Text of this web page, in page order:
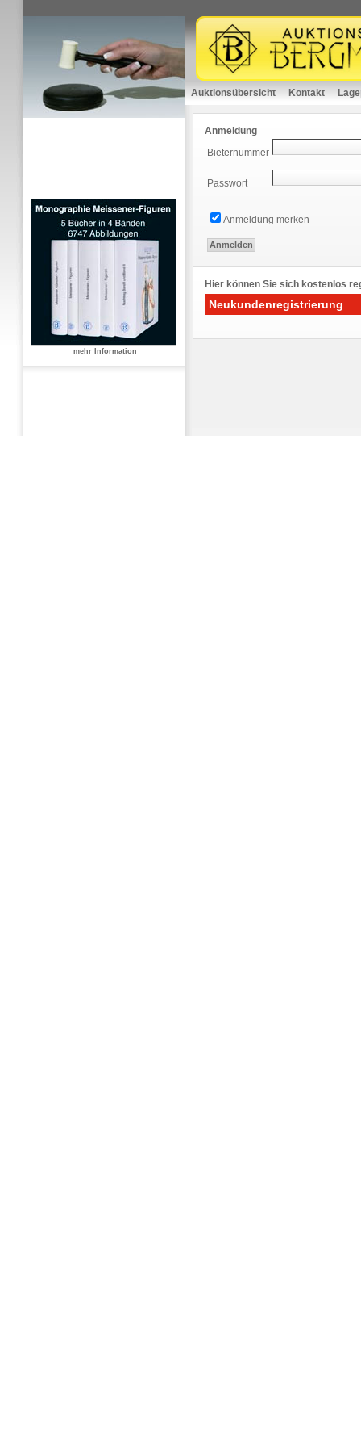
mehr Information
Auktionsübersicht Kontakt
Anmeldung
Bieternummer
Passwort
Anmeldung merken
Hier können Sie sich kostenlos
Neukundenregistrierung